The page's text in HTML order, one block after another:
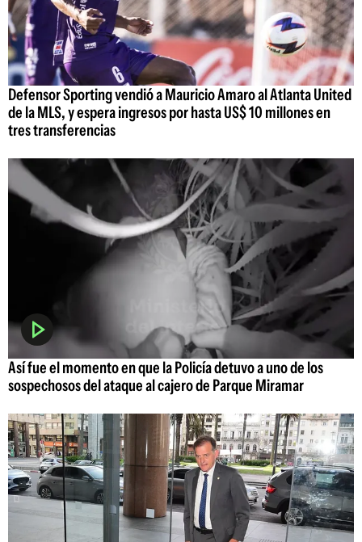
Defensor Sporting vendió a Mauricio Amaro al Atlanta United
de la MLS, y espera ingresos por hasta US$ 10 millones en
tres transferencias
Así fue el momento en que la Policía detuvo a uno de los
sospechosos del ataque al cajero de Parque Miramar